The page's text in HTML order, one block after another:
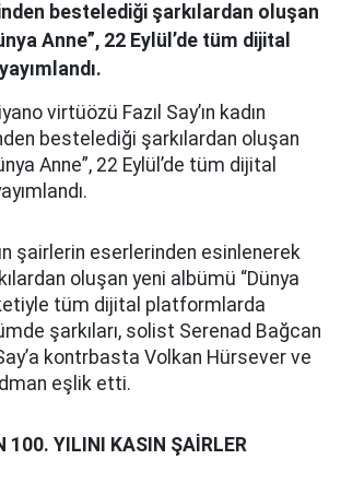
bestelediği şarkılardan oluşan
Anne”, 22 Eylül’de tüm dijital
virtüözü Fazıl Say’ın kadın
bestelediği şarkılardan oluşan
Anne”, 22 Eylül’de tüm dijital
şairlerin eserlerinden esinlenerek
oluşan yeni albümü “Dünya
tüm dijital platformlarda
şarkıları, solist Serenad Bağcan
kontrbasta Volkan Hürsever ve
eşlik etti.
100. YILINI KASIN ŞAİRLER